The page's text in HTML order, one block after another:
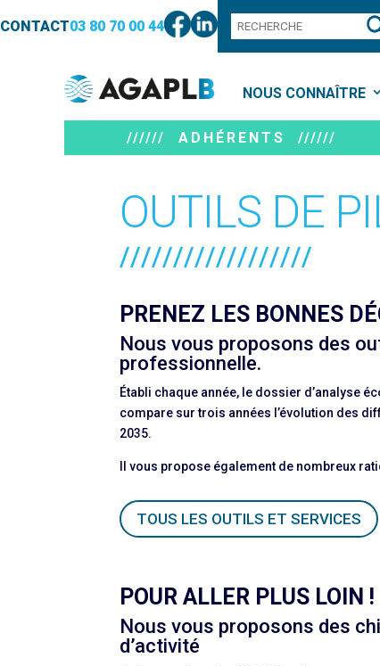
CONTACT03 80 70 00 44
NOUS CONNAÎTRE
////// ADHÉRENTS //////
OUTILS DE
//////////////////
PRENEZ LES BONNES
Nous vous proposons des
professionnelle.
Établi chaque année, le dossier d’analyse
compare sur trois années l’évolution des
2035.
Il vous propose également de nombreux
TOUS LES OUTILS ET SERVICES
POUR ALLER PLUS LOIN !
Nous vous proposons des
d’activité